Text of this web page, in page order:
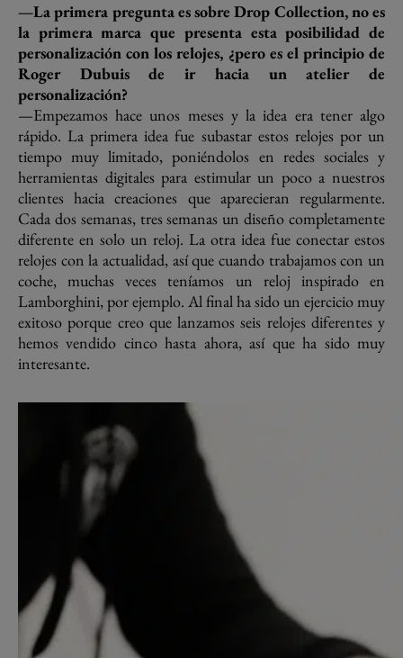
—La primera pregunta es sobre Drop Collection, no es
la primera marca que presenta esta posibilidad de
personalización con los relojes, ¿pero es el principio de
Roger Dubuis de ir hacia un atelier de
personalización?
—Empezamos hace unos meses y la idea era tener algo
rápido. La primera idea fue subastar estos relojes por un
tiempo muy limitado, poniéndolos en redes sociales y
herramientas digitales para estimular un poco a nuestros
clientes hacia creaciones que aparecieran regularmente.
Cada dos semanas, tres semanas un diseño completamente
diferente en solo un reloj. La otra idea fue conectar estos
relojes con la actualidad, así que cuando trabajamos con un
coche, muchas veces teníamos un reloj inspirado en
Lamborghini, por ejemplo. Al final ha sido un ejercicio muy
exitoso porque creo que lanzamos seis relojes diferentes y
hemos vendido cinco hasta ahora, así que ha sido muy
interesante.